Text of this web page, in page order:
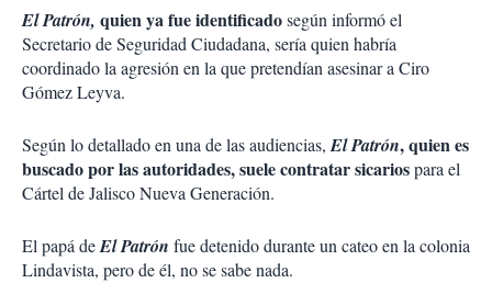
El Patrón, quien ya fue identificadosegún informó el
Secretario de Seguridad Ciudadana, sería quien habría
coordinado la agresión en la que pretendían asesinar a Ciro
Gómez Leyva.
Según lo detallado en una de las audiencias,El Patrón, quien es
buscado por las autoridades, suele contratar sicariospara el
Cártel de Jalisco Nueva Generación.
El papá deEl Patrón fue detenido durante un cateo en la colonia
Lindavista, pero de él, no se sabe nada.